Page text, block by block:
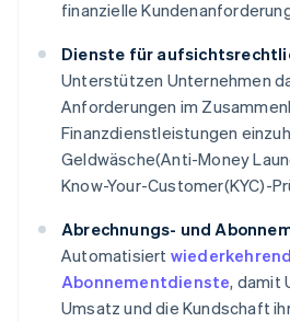
finanzielle
Dienste für
Unterstützen Unternehmen
Anforderungen im
Finanzdienstleistungen
Geldwäsche(Anti-Money
Know-Your-Customer(KYC)-
Abrechnungs- und
Automatisiert
Abonnementdienste, damit
Umsatz und die Kundschaft